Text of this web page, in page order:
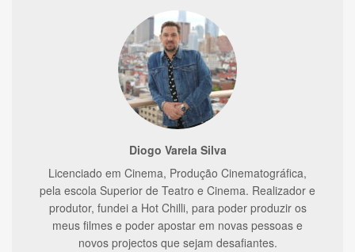
Diogo Varela Silva
Licenciado em Cinema, Produção Cinematográfica,
pela escola Superior de Teatro e Cinema. Realizador e
produtor, fundei a Hot Chilli, para poder produzir os
meus filmes e poder apostar em novas pessoas e
novos projectos que sejam desafiantes.